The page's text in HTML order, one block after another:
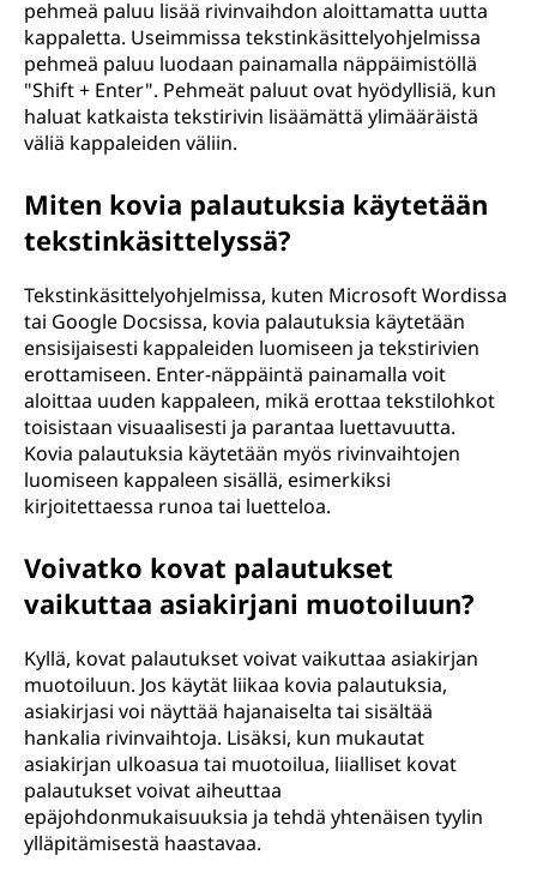
pehmeä paluu lisää rivinvaihdon aloittamatta uutta
kappaletta. Useimmissa tekstinkäsittelyohjelmissa
pehmeä paluu luodaan painamalla näppäimistöllä
"Shift + Enter". Pehmeät paluut ovat hyödyllisiä, kun
haluat katkaista tekstirivin lisäämättä ylimääräistä
väliä kappaleiden väliin.
Miten kovia palautuksia käytetään
tekstinkäsittelyssä?
Tekstinkäsittelyohjelmissa, kuten Microsoft Wordissa
tai Google Docsissa, kovia palautuksia käytetään
ensisijaisesti kappaleiden luomiseen ja tekstirivien
erottamiseen. Enter-näppäintä painamalla voit
aloittaa uuden kappaleen, mikä erottaa tekstilohkot
toisistaan visuaalisesti ja parantaa luettavuutta.
Kovia palautuksia käytetään myös rivinvaihtojen
luomiseen kappaleen sisällä, esimerkiksi
kirjoitettaessa runoa tai luetteloa.
Voivatko kovat palautukset
vaikuttaa asiakirjani muotoiluun?
Kyllä, kovat palautukset voivat vaikuttaa asiakirjan
muotoiluun. Jos käytät liikaa kovia palautuksia,
asiakirjasi voi näyttää hajanaiselta tai sisältää
hankalia rivinvaihtoja. Lisäksi, kun mukautat
asiakirjan ulkoasua tai muotoilua, liialliset kovat
palautukset voivat aiheuttaa
epäjohdonmukaisuuksia ja tehdä yhtenäisen tyylin
ylläpitämisestä haastavaa.